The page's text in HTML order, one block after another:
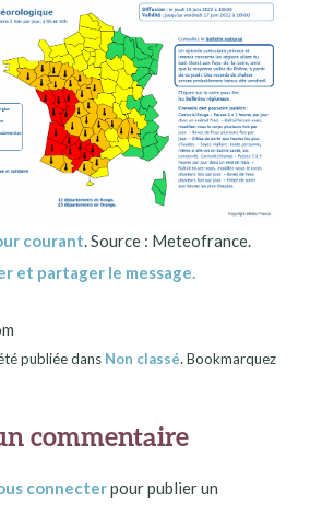
courant . Source : Meteofrance.
et partager le message.
publiée dans Non classé. Bookmarquez
commentaire
connecterpour publier un